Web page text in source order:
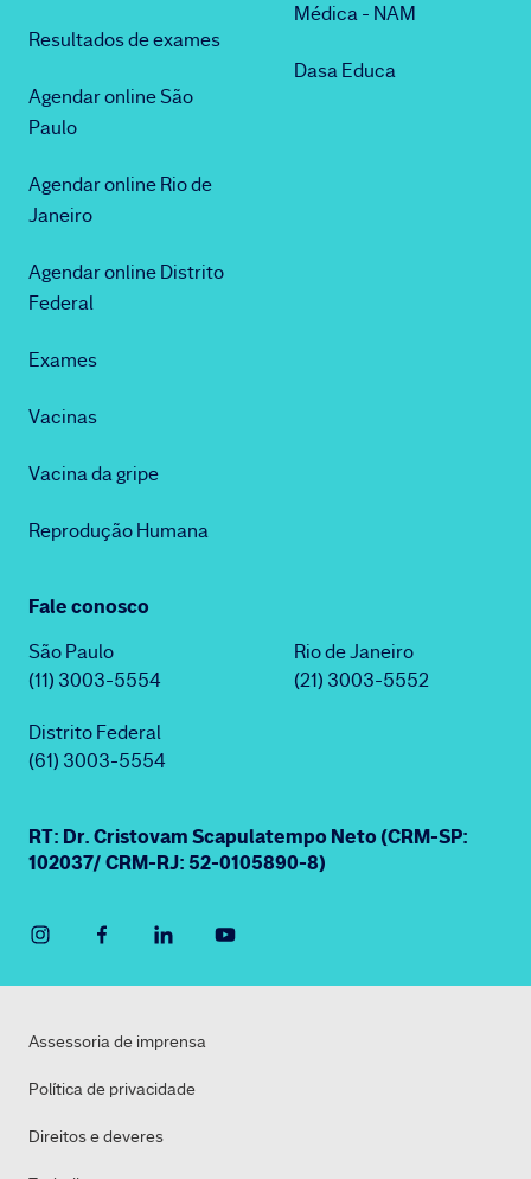
Resultados de exames
Agendar online São
Paulo
Agendar online Rio de
Janeiro
Agendar online Distrito
Federal
Exames
Vacinas
Vacina da gripe
Reprodução Humana
Médica - NAM
Dasa Educa
Fale conosco
São Paulo
(11) 3003-5554
Rio de Janeiro
(21) 3003-5552
Distrito Federal
(61) 3003-5554
RT: Dr. Cristovam Scapulatempo Neto (CRM-SP:
102037/ CRM-RJ: 52-0105890-8)
Assessoria de imprensa
Política de privacidade
Direitos e deveres